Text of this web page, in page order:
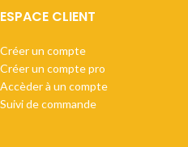
ESPACE CLIENT
Créer un compte
Créer un compte pro
Accèder à un compte
Suivi de commande